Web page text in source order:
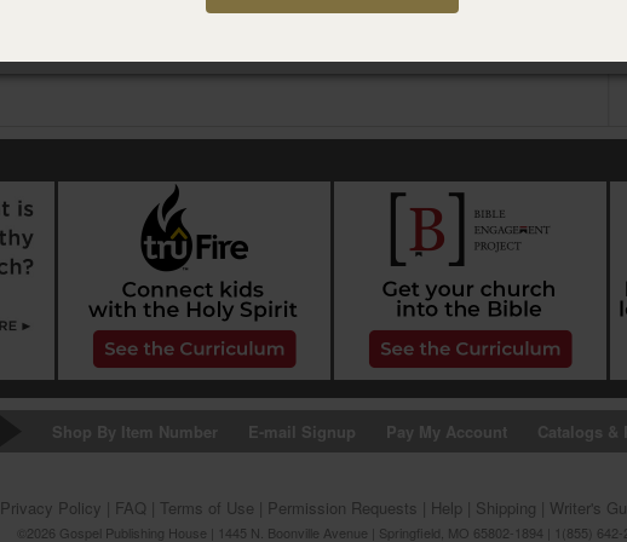
Shop By Item Number E-mail Signup Pay My Account Catalogs &
Privacy Policy FAQ Terms of Use Permission Requests Help Shipping Writer's
©2026 Gospel Publishing House | 1445 N. Boonville Avenue | Springfield, MO 65802-1894 | 1(855) 642-